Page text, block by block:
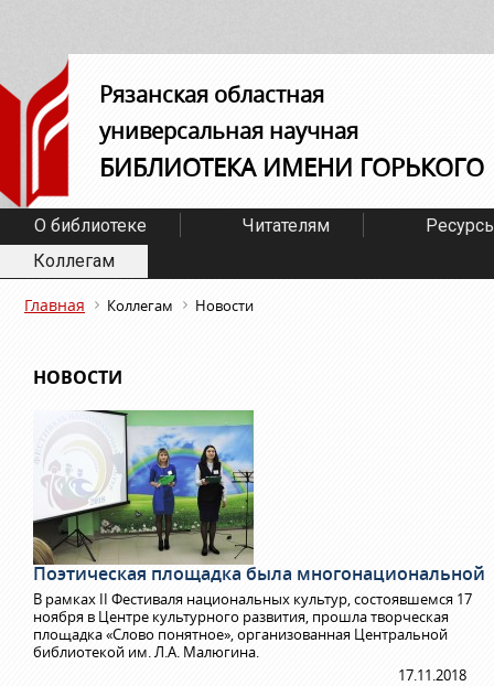
Рязанская областная
универсальная научная
БИБЛИОТЕКА ИМЕНИ ГОРЬКОГО
О библиотеке Читателям
Коллегам
Главная Коллегам Новости
НОВОСТИ
Поэтическая площадка была многонациональной
В рамках II Фестиваля национальных культур, состоявшемся 17
ноября в Центре культурного развития, прошла творческая
площадка «Слово понятное», организованная Центральной
библиотекой им. Л.А. Малюгина.
17.11.2018